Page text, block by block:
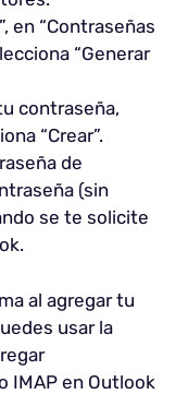
en “Contraseñas
“Generar
contraseña,
“Crear”.
de
(sin
se te solicite
al agregar tu
usar la
IMAP en Outlook